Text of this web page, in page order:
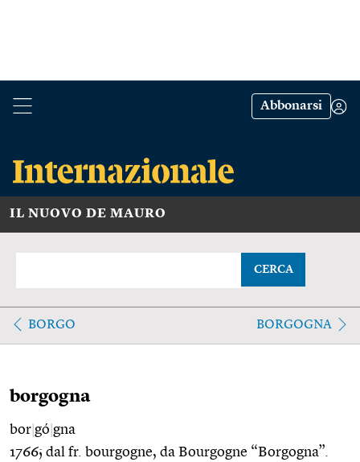
Abbonarsi
IL NUOVO DE MAURO
CERCA
BORGO BORGOGNA
borgogna
bor gó gna
1766; dal fr. bourgogne, da Bourgogne “Borgogna”.